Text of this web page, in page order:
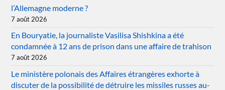
l’Allemagne moderne ?
7 août 2026
En Bouryatie, la journaliste Vasilisa Shishkina a été
condamnée à 12 ans de prison dans une affaire de trahison
7 août 2026
Le ministère polonais des Affaires étrangères exhorte à
discuter de la possibilité de détruire les missiles russes au-